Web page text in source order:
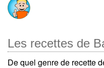
Les recettes de
De quel genre de recette